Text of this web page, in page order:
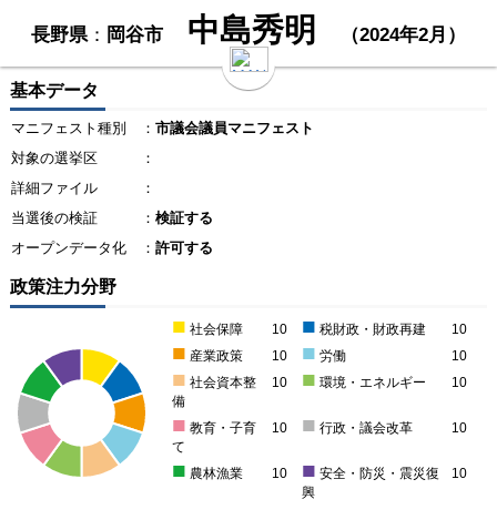
長野県： 岡谷市 中島秀明 （2024年2月）
基本データ
マニフェスト種別 ： 市議会議員マニフェスト
対象の選挙区
：
詳細ファイル
：
当選後の検証
： 検証する
オープンデータ化
： 許可する
政策注力分野
■ 社会保障 10 ■ 税財政・財政再建 10
■ 産業政策 10 ■ 労働 10
■ 社会資本整
備
10 ■ 環境・エネルギー 10
■ 教育・子育
て
10 ■ 行政・議会改革 10
■ 農林漁業 10 ■ 安全・防災・震災復
興
10